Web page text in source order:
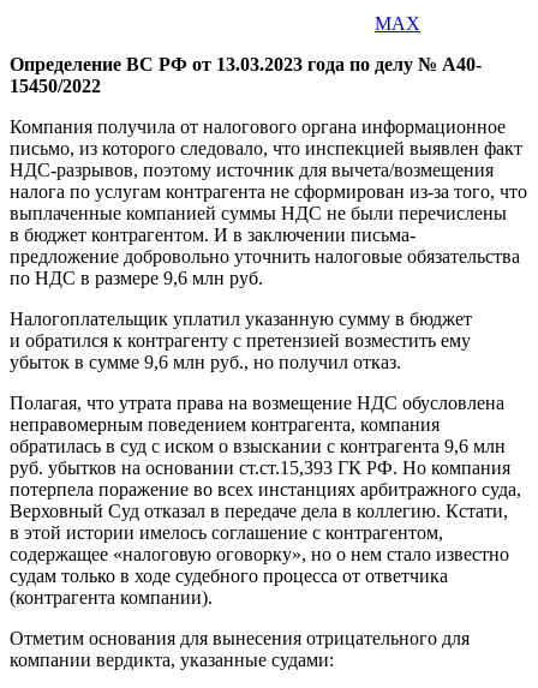
MAX
Определение ВС РФ от 13.03.2023 года по делу № А40-
15450/2022
Компания получила от налогового органа информационное
письмо, из которого следовало, что инспекцией выявлен факт
НДС-разрывов, поэтому источник для вычета/возмещения
налога по услугам контрагента не сформирован из-за того, что
выплаченные компанией суммы НДС не были перечислены
в бюджет контрагентом. И в заключении письма-
предложение добровольно уточнить налоговые обязательства
по НДС в размере 9,6 млн руб.
Налогоплательщик уплатил указанную сумму в бюджет
и обратился к контрагенту с претензией возместить ему
убыток в сумме 9,6 млн руб., но получил отказ.
Полагая, что утрата права на возмещение НДС обусловлена
неправомерным поведением контрагента, компания
обратилась в суд с иском о взыскании с контрагента 9,6 млн
руб. убытков на основании ст.ст.15,393 ГК РФ. Но компания
потерпела поражение во всех инстанциях арбитражного суда,
Верховный Суд отказал в передаче дела в коллегию. Кстати,
в этой истории имелось соглашение с контрагентом,
содержащее «налоговую оговорку», но о нем стало известно
судам только в ходе судебного процесса от ответчика
(контрагента компании).
Отметим основания для вынесения отрицательного для
компании вердикта, указанные судами: